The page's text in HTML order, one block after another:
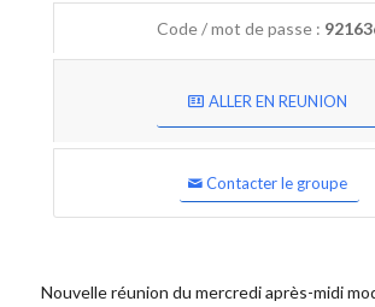
Code / mot de passe :
ALLER EN REUNION
Contacter le groupe
Nouvelle réunion du mercredi après-midi